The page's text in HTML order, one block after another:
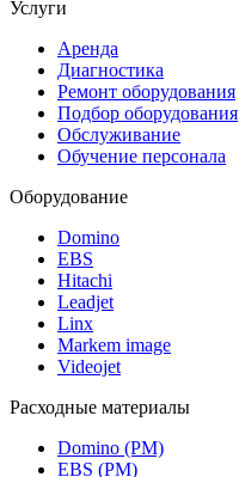
Услуги
Аренда
Диагностика
Ремонт оборудования
Подбор оборудования
Обслуживание
Обучение персонала
Оборудование
Domino
EBS
Hitachi
Leadjet
Linx
Markem image
Videojet
Расходные материалы
Domino (РМ)
EBS (РМ)